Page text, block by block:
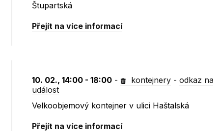
Štupartská
Přejít na více informací
10. 02., 14:00 - 18:00 - kontejnery -odkaz na
událost
Velkoobjemový kontejner v ulici Haštalská
Přejít na více informací